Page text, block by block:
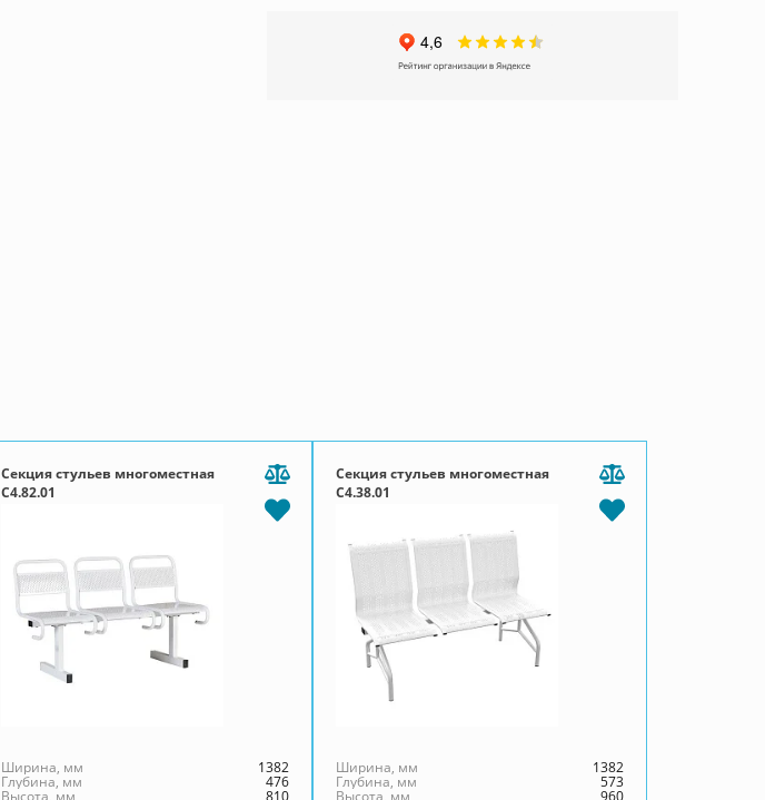
Секция стульев многоместная
С4.82.01
Ширина, мм 1382
Глубина, мм 476
Высота, мм 810
Секция стульев многоместная
С4.38.01
Ширина, мм 1382
Глубина, мм 573
Высота, мм 960